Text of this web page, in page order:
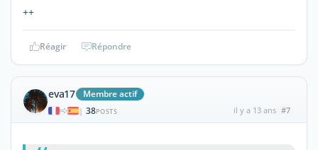
++
Réagir Répondre
eva17 Membre actif
| 38POSTS il y a 13 ans #7